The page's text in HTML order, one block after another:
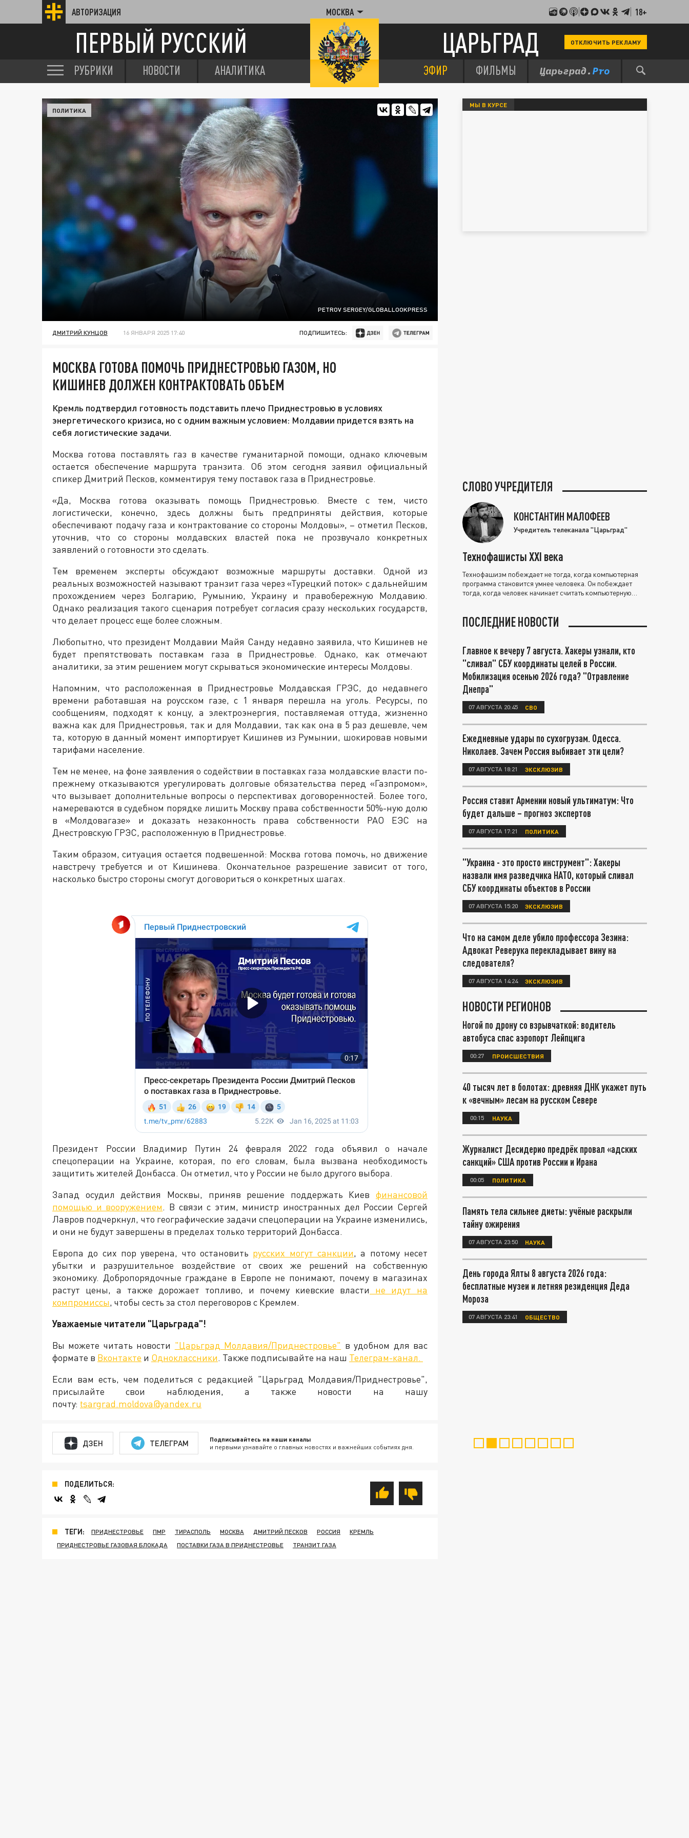
АВТОРИЗАЦИЯ МОСКВА 18+
ПЕРВЫЙ РУССКИЙ ЦАРЬГРАД ОТКЛЮЧИТЬ РЕКЛАМУ
РУБРИКИ НОВОСТИ АНАЛИТИКА ЭФИР ФИЛЬМЫ
PETROV SERGEY/GLOBALLOOKPRESS
ПОЛИТИКА
ДМИТРИЙ КУНЦОВ 16 ЯНВАРЯ 2025 17:40 ПОДПИШИТЕСЬ:
МОСКВА ГОТОВА ПОМОЧЬ ПРИДНЕСТРОВЬЮ ГАЗОМ, НО
КИШИНЕВ ДОЛЖЕН КОНТРАКТОВАТЬ ОБЪЕМ
Кремль подтвердил готовность подставить плечо Приднестровью в условиях
энергетического кризиса, но с одним важным условием: Молдавии придется взять на
себя логистические задачи.
Москва готова поставлять газ в качестве гуманитарной помощи, однако ключевым
остается обеспечение маршрута транзита. Об этом сегодня заявил официальный
спикер Дмитрий Песков, комментируя тему поставок газа в Приднестровье.
«Да, Москва готова оказывать помощь Приднестровью. Вместе с тем, чисто
логистически, конечно, здесь должны быть предприняты действия, которые
обеспечивают подачу газа и контрактование со стороны Молдовы», – отметил Песков,
уточнив, что со стороны молдавских властей пока не прозвучало конкретных
заявлений о готовности это сделать.
Тем временем эксперты обсуждают возможные маршруты доставки. Одной из
реальных возможностей называют транзит газа через «Турецкий поток» с дальнейшим
прохождением через Болгарию, Румынию, Украину и правобережную Молдавию.
Однако реализация такого сценария потребует согласия сразу нескольких государств,
что делает процесс еще более сложным.
Любопытно, что президент Молдавии Майя Санду недавно заявила, что Кишинев не
будет препятствовать поставкам газа в Приднестровье. Однако, как отмечают
аналитики, за этим решением могут скрываться экономические интересы Молдовы.
Напомним, что расположенная в Приднестровье Молдавская ГРЭС, до недавнего
времени работавшая на роусском газе, с 1 января перешла на уголь. Ресурсы, по
сообщениям, подходят к концу, а электроэнергия, поставляемая оттуда, жизненно
важна как для Приднестровья, так и для Молдавии, так как она в 5 раз дешевле, чем
та, которую в данный момент импортирует Кишинев из Румынии, шокировав новыми
тарифами население.
Тем не менее, на фоне заявления о содействии в поставках газа молдавские власти по-
прежнему отказываются урегулировать долговые обязательства перед «Газпромом»,
что вызывает дополнительные вопросы о перспективах договоренностей. Более того,
намереваются в судебном порядке лишить Москву права собственности 50%-ную долю
в «Молдовагазе» и доказать незаконность права собственности РАО ЕЭС на
Днестровскую ГРЭС, расположенную в Приднестровье.
Таким образом, ситуация остается подвешенной: Москва готова помочь, но движение
навстречу требуется и от Кишинева. Окончательное разрешение зависит от того,
насколько быстро стороны смогут договориться о конкретных шагах.
Президент России Владимир Путин 24 февраля 2022 года объявил о начале
спецоперации на Украине, которая, по его словам, была вызвана необходимость
защитить жителей Донбасса. Он отметил, что у России не было другого выбора.
Запад осудил действия Москвы, приняв решение поддержать Киев финансовой
помощью и вооружением. В связи с этим, министр иностранных дел России Сергей
Лавров подчеркнул, что географические задачи спецоперации на Украине изменились,
и они не будут завершены в пределах только территорий Донбасса.
Европа до сих пор уверена, что остановить русских могут санкции, а потому несет
убытки и разрушительное воздействие от своих же решений на собственную
экономику. Добропорядочные граждане в Европе не понимают, почему в магазинах
растут цены, а также дорожает топливо, и почему киевские власти не идут на
компромиссы, чтобы сесть за стол переговоров с Кремлем.
Уважаемые читатели "Царьграда"!
Вы можете читать новости "Царьград Молдавия/Приднестровье" в удобном для вас
формате в Вконтакте и Одноклассники. Также подписывайте на наш Телеграм-канал.
Если вам есть, чем поделиться с редакцией "Царьград Молдавия/Приднестровье",
присылайте свои наблюдения, а также новости на нашу
почту: tsargrad.moldova@yandex.ru
ДЗЕН ТЕЛЕГРАМ Подписывайтесь на наши каналы
и первыми узнавайте о главных новостях и важнейших событиях дня.
ПОДЕЛИТЬСЯ:
ТЕГИ: ПРИДНЕСТРОВЬЕ ПМР ТИРАСПОЛЬ МОСКВА ДМИТРИЙ ПЕСКОВ РОССИЯ
КРЕМЛЬ
ПРИДНЕСТРОВЬЕ ГАЗОВАЯ БЛОКАДА
ПОСТАВКИ ГАЗА В ПРИДНЕСТРОВЬЕ ТРАНЗИТ ГАЗА
МЫ В КУРСЕ
СЛОВО УЧРЕДИТЕЛЯ
КОНСТАНТИН МАЛОФЕЕВ
Учредитель телеканала "Царьград"
Технофашисты XXI века
Технофашизм побеждает не тогда, когда компьютерная
программа становится умнее человека. Он побеждает
тогда, когда человек начинает считать компьютерную
ПОСЛЕДНИЕ НОВОСТИ
Главное к вечеру 7 августа. Хакеры узнали, кто
"сливал" СБУ координаты целей в России.
Мобилизация осенью 2026 года? "Отравление
Днепра"
07 АВГУСТА 20:45 СВО
Ежедневные удары по сухогрузам. Одесса.
Николаев. Зачем Россия выбивает эти цели?
07 АВГУСТА 18:21 ЭКСКЛЮЗИВ
Россия ставит Армении новый ультиматум: Что
будет дальше – прогноз экспертов
07 АВГУСТА 17:21 ПОЛИТИКА
"Украина - это просто инструмент": Хакеры
назвали имя разведчика НАТО, который сливал
СБУ координаты объектов в России
07 АВГУСТА 15:20 ЭКСКЛЮЗИВ
Что на самом деле убило профессора Зезина:
Адвокат Реверука перекладывает вину на
следователя?
07 АВГУСТА 14:24 ЭКСКЛЮЗИВ
НОВОСТИ РЕГИОНОВ
Ногой по дрону со взрывчаткой: водитель
автобуса спас аэропорт Лейпцига
00:27 ПРОИСШЕСТВИЯ
40 тысяч лет в болотах: древняя ДНК укажет путь
к «вечным» лесам на русском Севере
00:15 НАУКА
Журналист Десидерио предрёк провал «адских
санкций» США против России и Ирана
00:05 ПОЛИТИКА
Память тела сильнее диеты: учёные раскрыли
тайну ожирения
07 АВГУСТА 23:50 НАУКА
День города Ялты 8 августа 2026 года:
бесплатные музеи и летняя резиденция Деда
Мороза
07 АВГУСТА 23:41 ОБЩЕСТВО